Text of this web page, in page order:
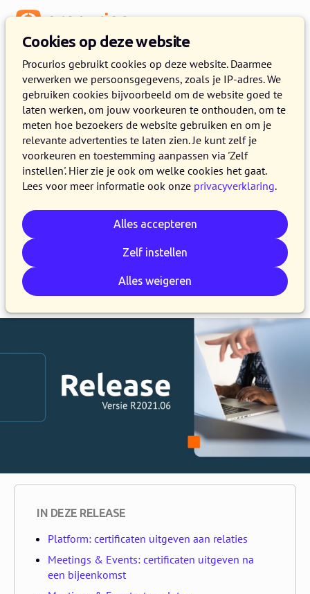
Cookies op deze website
Procurios gebruikt cookies op deze website. Daarmee
verwerken we persoonsgegevens, zoals je IP-adres. We
gebruiken cookies bijvoorbeeld om de website goed te
laten werken, om jouw voorkeuren te onthouden, om te
meten hoe bezoekers de website gebruiken en om je
relevante advertenties te laten zien. Je kunt zelf je
voorkeuren en toestemming aanpassen via 'Zelf
instellen'. Hier zie je ook om welke cookies het gaat.
Lees voor meer informatie ook onze privacyverklaring.
Alles accepteren
Zelf instellen
Alles weigeren
Release 2021.06
25 MEI 2021 6 MINUTEN LEZEN
In de loop van woensdag 26 mei 2021 maken
alle klanten op de productieversie van het
Procurios Platform gebruik van release 2021.06.
In dit blog een overzicht van de verbeteringen
en vernieuwingen die zijn doorgevoerd. Kijk
voor meer informatie over de verschillende
versies van het platform op de release pagina.
Kopieer link
IN DEZE RELEASE
Platform: certificaten uitgeven aan relaties
Meetings & Events: certificaten uitgeven na
een bijeenkomst